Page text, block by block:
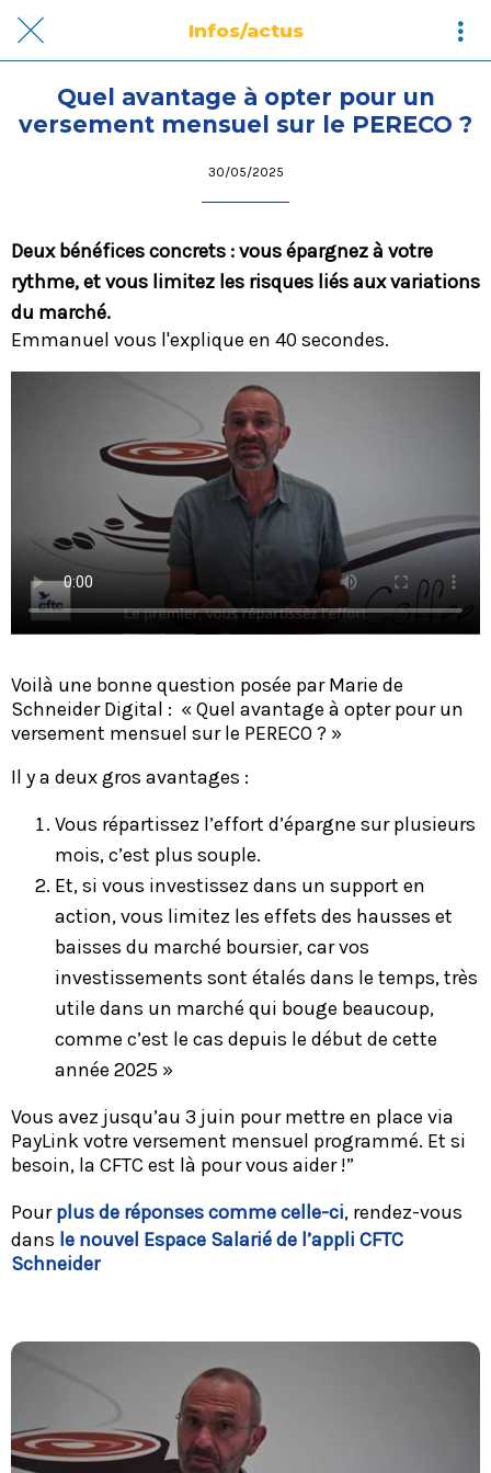
Infos/actus
Quel avantage à opter pour un
versement mensuel sur le PERECO ?
30/05/2025
Deux bénéfices concrets : vous épargnez à votre
rythme, et vous limitez les risques liés aux variations
du marché.
Emmanuel vous l'explique en 40 secondes.
Voilà une bonne question posée par Marie de
Schneider Digital : « Quel avantage à opter pour un
versement mensuel sur le PERECO ? »
Il y a deux gros avantages :
Vous répartissez l’effort d’épargne sur plusieurs
mois, c’est plus souple.
Et, si vous investissez dans un support en
action, vous limitez les effets des hausses et
baisses du marché boursier, car vos
investissements sont étalés dans le temps, très
utile dans un marché qui bouge beaucoup,
comme c’est le cas depuis le début de cette
année 2025 »
Vous avez jusqu’au 3 juin pour mettre en place via
PayLink votre versement mensuel programmé. Et si
besoin, la CFTC est là pour vous aider !”
Pour plus de réponses comme celle-ci, rendez-vous
dans le nouvel Espace Salarié de l’appli CFTC
Schneider